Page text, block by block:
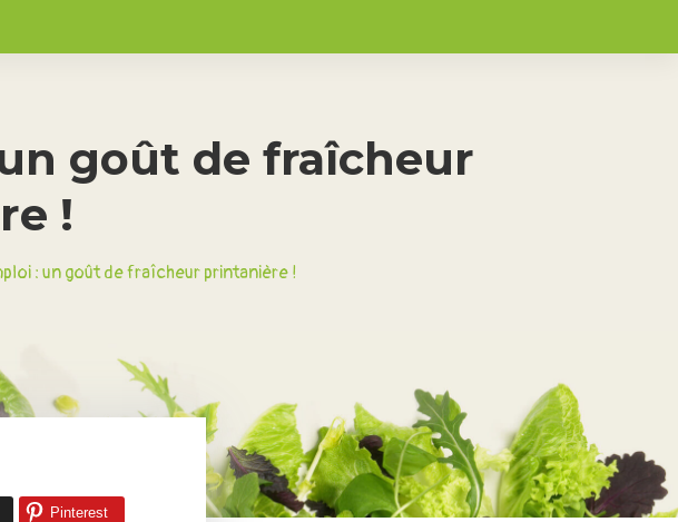
goût de fraîcheur
!
: un goût de fraîcheur printanière !
Pinterest